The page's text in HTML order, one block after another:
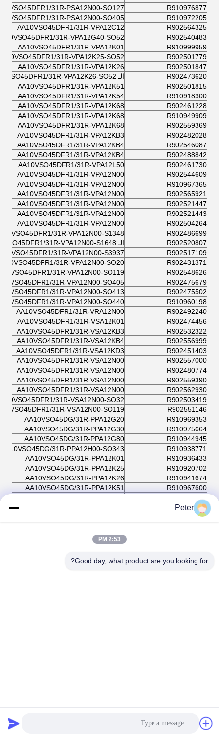
R910976877
31R-PSA12N00-SO127
R910972205
31R-PSA12N00-SO405
R902564325
AA10VSO45DFR1/31R-VPA12C12
R902540483
31R-VPA12G40-SO52
R910999959
AA10VSO45DFR1/31R-VPA12K01
R902501779
31R-VPA12K25-SO52
R902501847
AA10VSO45DFR1/31R-VPA12K26
R902473620
الـ AA10VSO45DFR1/31R-VPA12K26-SO52
R902501815
AA10VSO45DFR1/31R-VPA12K51
R910918300
AA10VSO45DFR1/31R-VPA12K54
R902461228
AA10VSO45DFR1/31R-VPA12K68
R910949909
AA10VSO45DFR1/31R-VPA12K68
R902559369
AA10VSO45DFR1/31R-VPA12K68
R902482028
AA10VSO45DFR1/31R-VPA12KB3
R902546087
AA10VSO45DFR1/31R-VPA12KB4
R902488842
AA10VSO45DFR1/31R-VPA12KB4
R902461730
AA10VSO45DFR1/31R-VPA12L50
R902544609
AA10VSO45DFR1/31R-VPA12N00
R910967365
AA10VSO45DFR1/31R-VPA12N00
R902565921
AA10VSO45DFR1/31R-VPA12N00
R902521447
AA10VSO45DFR1/31R-VPA12N00
R902521443
AA10VSO45DFR1/31R-VPA12N00
R902504264
AA10VSO45DFR1/31R-VPA12N00
R902486699
31R-VPA12N00-S1348
R902520807
الـ AA10VSO45DFR1/31R-VPA12N00-S1648
R902517109
31R-VPA12N00-S3937
R902431371
31R-VPA12N00-SO20
R902548626
31R-VPA12N00-SO119
R902475679
31R-VPA12N00-SO405
R902475502
31R-VPA12N00-SO413
R910960198
31R-VPA12N00-SO440
R902492240
AA10VSO45DFR1/31R-VRA12N00
R902474456
AA10VSO45DFR1/31R-VSA12K01
R902532322
AA10VSO45DFR1/31R-VSA12KB3
R902556999
AA10VSO45DFR1/31R-VSA12KB4
R902451403
AA10VSO45DFR1/31R-VSA12KD3
R902557000
AA10VSO45DFR1/31R-VSA12N00
R902480774
AA10VSO45DFR1/31R-VSA12N00
R902559390
AA10VSO45DFR1/31R-VSA12N00
R902562930
AA10VSO45DFR1/31R-VSA12N00
R902503419
31R-VSA12N00-SO32
R902551146
31R-VSA12N00-SO119
R910969353
AA10VSO45DG/31R-PPA12G20
R910975664
AA10VSO45DG/31R-PPA12G30
R910944945
AA10VSO45DG/31R-PPA12G80
R910938771
AA10VSO45DG/31R-PPA12H00-SO343
R910936433
AA10VSO45DG/31R-PPA12K01
R910920702
AA10VSO45DG/31R-PPA12K25
R910941674
AA10VSO45DG/31R-PPA12K26
R910967600
AA10VSO45DG/31R-PPA12K51
AA10VSO45DR/31R-PPA12K00-SO331
R910908273
R910915259
الـ AA10VSO45DR/31R-PPA12K04
R910915722
AA10VSO45DR/31R-PPA12K25-SO155
R910989149
R910907403
Peter
2:53 PM
Good day, what product are you looking for?